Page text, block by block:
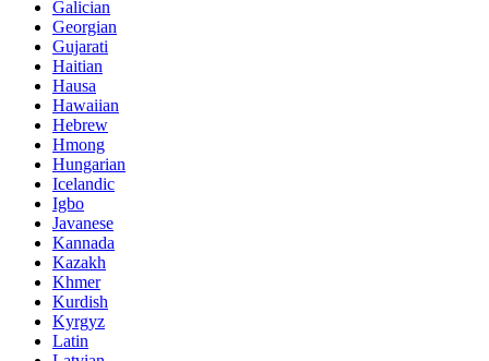
Galician
Georgian
Gujarati
Haitian
Hausa
Hawaiian
Hebrew
Hmong
Hungarian
Icelandic
Igbo
Javanese
Kannada
Kazakh
Khmer
Kurdish
Kyrgyz
Latin